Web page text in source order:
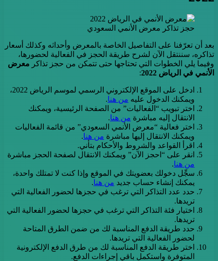
حجز تذاكر معرض الأنمي السعودي
بعد أن تعرّفنا على التفاصيل الخاصة بالمعرض وأحداثه وكذلك أسعار
تذاكره، سننتقل الآن لشرح طريقة الحجز في الفعالية لحضورها،
وفيما يلي الخطوات التي تحتاجها حتى تتمكن من حجز تذاكر معرض
الأنمي في الرياض 2022
:
ادخل على الموقع الإلكتروني الرسمي لموسم الرياض 2022،
ويمكنك الدخول عليه من هنا.
اختر تبويب “الفعاليات” من الصفحة الرئيسية، ويمكنك
الانتقال إليه مباشرة من هنا.
اختر فعالية “معرض الأنمي السعودي” من قائمة الفعاليات
ويمكنك الانتقال إليها مباشرة من هنا.
اقرأ القواعد والشروط والأحكام بتأني.
انقر على “احجز الآن” ويمكنك الانتقال لصفحة الحجز مباشرة
من هنا.
سجِّل دخولك بعضويتك في الموقع وإذا كنت لا تمتلك واحدة،
يمكنك إنشاء حساب جديد من هنا.
حدد عدد التذاكر التي ترغب في حجزها لحضور الفعالية التي
تريدها.
اختيار فئة التذاكر التي ترغب في حجزها لحضور الفعالية التي
تريدها.
حدد طريقة الدفع المناسبة لك من ضمن الطرق المتاحة
لحضور الفعالية التي تريدها.
اختر طريقة الدفع المناسبة لك من طرق الدفع الإلكترونية
المتوفرة واستكمل باقي إجراءات الدفع.